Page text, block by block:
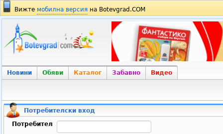
Вижте мобилна версия на Botevgrad.COM
Новини Обяви Каталог Забавно Видео
Потребителски вход
Потребител